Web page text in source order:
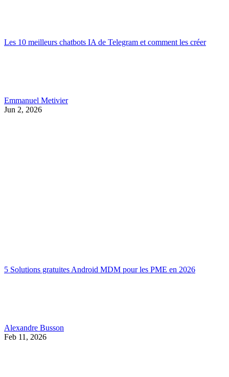
Les 10 meilleurs chatbots IA de Telegram et comment les créer
Emmanuel Metivier
Jun 2, 2026
5 Solutions gratuites Android MDM pour les PME en 2026
Alexandre Busson
Feb 11, 2026